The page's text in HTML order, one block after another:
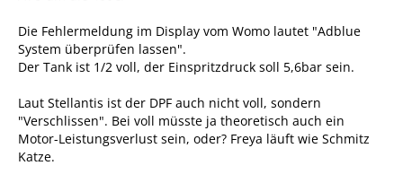
Die Fehlermeldung im Display vom Womo lautet "Adblue
System überprüfen lassen".
Der Tank ist 1/2 voll, der Einspritzdruck soll 5,6bar sein.
Laut Stellantis ist der DPF auch nicht voll, sondern
"Verschlissen". Bei voll müsste ja theoretisch auch ein
Motor-Leistungsverlust sein, oder? Freya läuft wie Schmitz
Katze.